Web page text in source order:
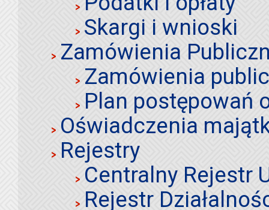
Skargi i wnioski
Zamówienia
Zamówienia
Plan postępowań
Oświadczenia
Rejestry
Centralny Rejestr
Rejestr